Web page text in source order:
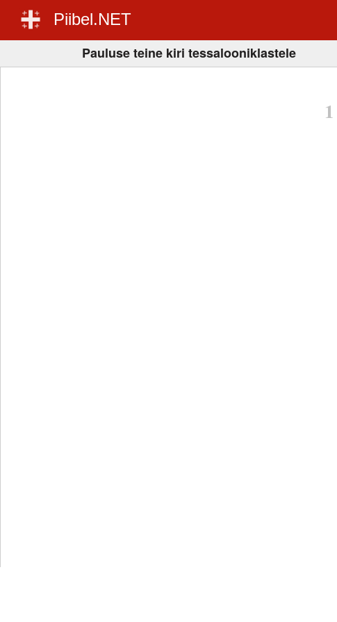
Piibel.NET
Pauluse teine kiri tessalooniklastele
1